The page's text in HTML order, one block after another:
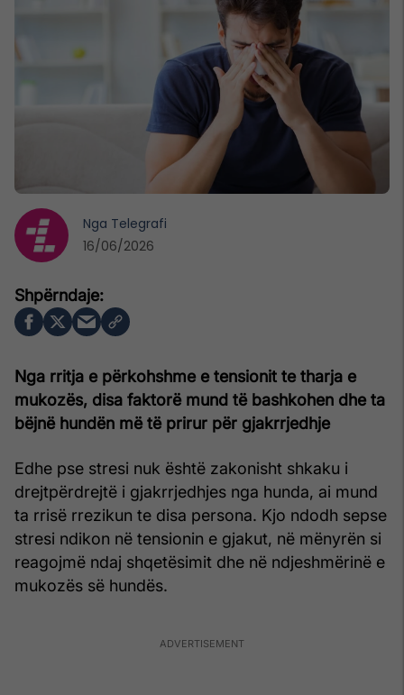
Nga rritja e përkohshme e tensionit te tharja e
mukozës, disa faktorë mund të bashkohen dhe ta
bëjnë hundën më të prirur për gjakrrjedhje
Edhe pse stresi nuk është zakonisht shkaku i
drejtpërdrejtë i gjakrrjedhjes nga hunda, ai mund
ta rrisë rrezikun te disa persona. Kjo ndodh sepse
stresi ndikon në tensionin e gjakut, në mënyrën si
reagojmë ndaj shqetësimit dhe në ndjeshmërinë e
mukozës së hundës.
Nga Telegrafi
16/06/2026